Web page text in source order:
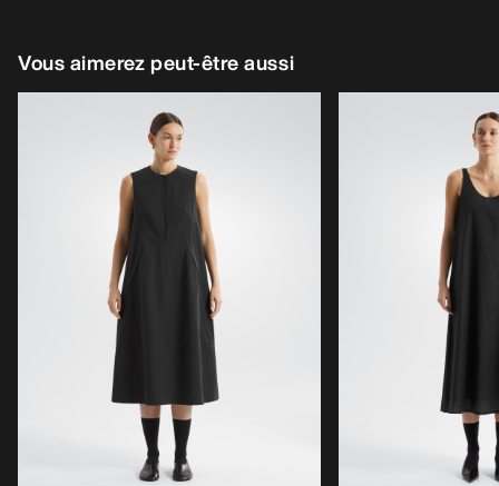
Vous aimerez peut-être aussi